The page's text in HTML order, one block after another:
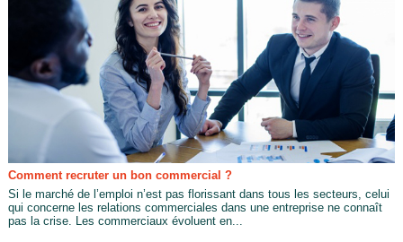
Comment recruter un bon commercial ?
Si le marché de l’emploi n’est pas florissant dans tous les secteurs, celui
qui concerne les relations commerciales dans une entreprise ne connaît
pas la crise. Les commerciaux évoluent en...